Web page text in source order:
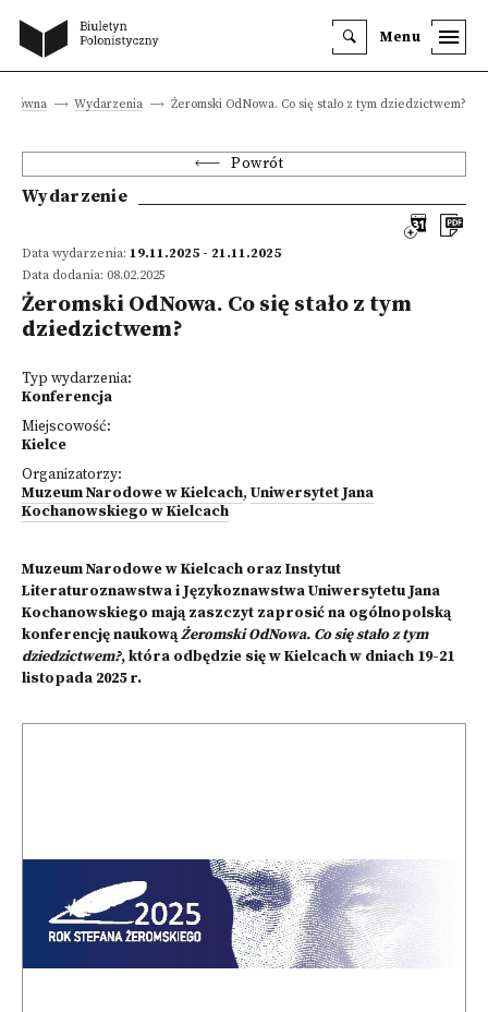
Menu
główna Wydarzenia Żeromski OdNowa. Co się stało z tym dziedzictwem?
Powrót
Wydarzenie
Data wydarzenia: 19.11.2025 - 21.11.2025
Data dodania: 08.02.2025
Żeromski OdNowa. Co się stało z tym
dziedzictwem?
Typ wydarzenia:
Konferencja
Miejscowość:
Kielce
Organizatorzy:
Muzeum Narodowe w Kielcach, Uniwersytet Jana
Kochanowskiego w Kielcach
Muzeum Narodowe w Kielcach oraz Instytut
Literaturoznawstwa i Językoznawstwa Uniwersytetu Jana
Kochanowskiego mają zaszczyt zaprosić na ogólnopolską
konferencję naukowąŻeromski OdNowa. Co się stało z tym
dziedzictwem?, która odbędzie się w Kielcach w dniach 19-21
listopada 2025 r.